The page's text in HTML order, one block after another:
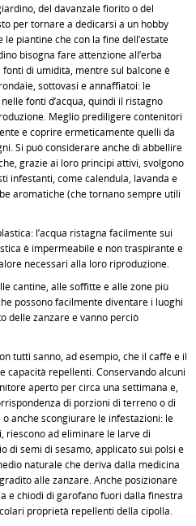
del davanzale fiorito o del
per tornare a dedicarsi a un hobby
piantine che con la fine dell’estate
bisogna fare attenzione all’erba
di umidità, mentre sul balcone è
sottovasi e annaffiatoi: le
fonti d’acqua, quindi il ristagno
Meglio prediligere contenitori
e coprire ermeticamente quelli da
Si può considerare anche di abbellire
grazie ai loro principi attivi, svolgono
infestanti, come calendula, lavanda e
aromatiche (che tornano sempre utili
l’acqua ristagna facilmente sui
è impermeabile e non traspirante e
necessari alla loro riproduzione.
cantine, alle soffitte e alle zone più
possono facilmente diventare i luoghi
delle zanzare e vanno perciò
tutti sanno, ad esempio, che il caffè e il
capacità repellenti. Conservando alcuni
aperto per circa una settimana e,
di porzioni di terreno o di
anche scongiurare le infestazioni: le
riescono ad eliminare le larve di
di semi di sesamo, applicato sui polsi e
naturale che deriva dalla medicina
alle zanzare. Anche posizionare
e chiodi di garofano fuori dalla finestra
proprietà repellenti della cipolla.